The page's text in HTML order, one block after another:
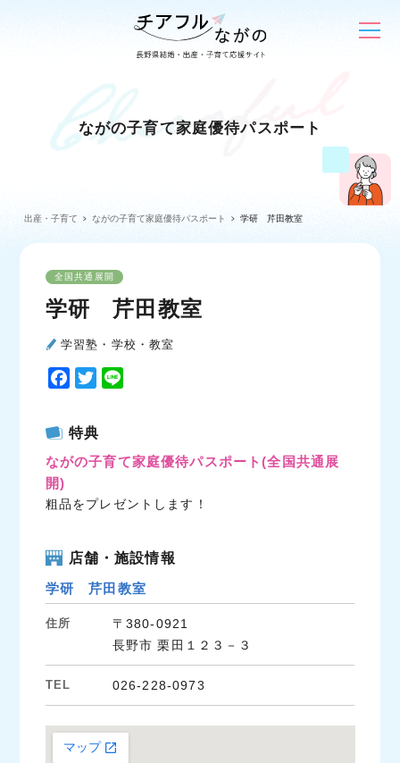
ながの子育て家庭優待パスポート
出産・子育て ながの子育て家庭優待パスポート 学研 芹田教室
全国共通展開
学研 芹田教室
学習塾・学校・教室
F
e
b
o
T
t
t
r
特典
ながの子育て家庭優待パスポート(全国共通展
開)
粗品をプレゼントします！
店舗・施設情報
学研 芹田教室
住所
〒380-0921
長野市 栗田１２３－３
TEL 026-228-0973